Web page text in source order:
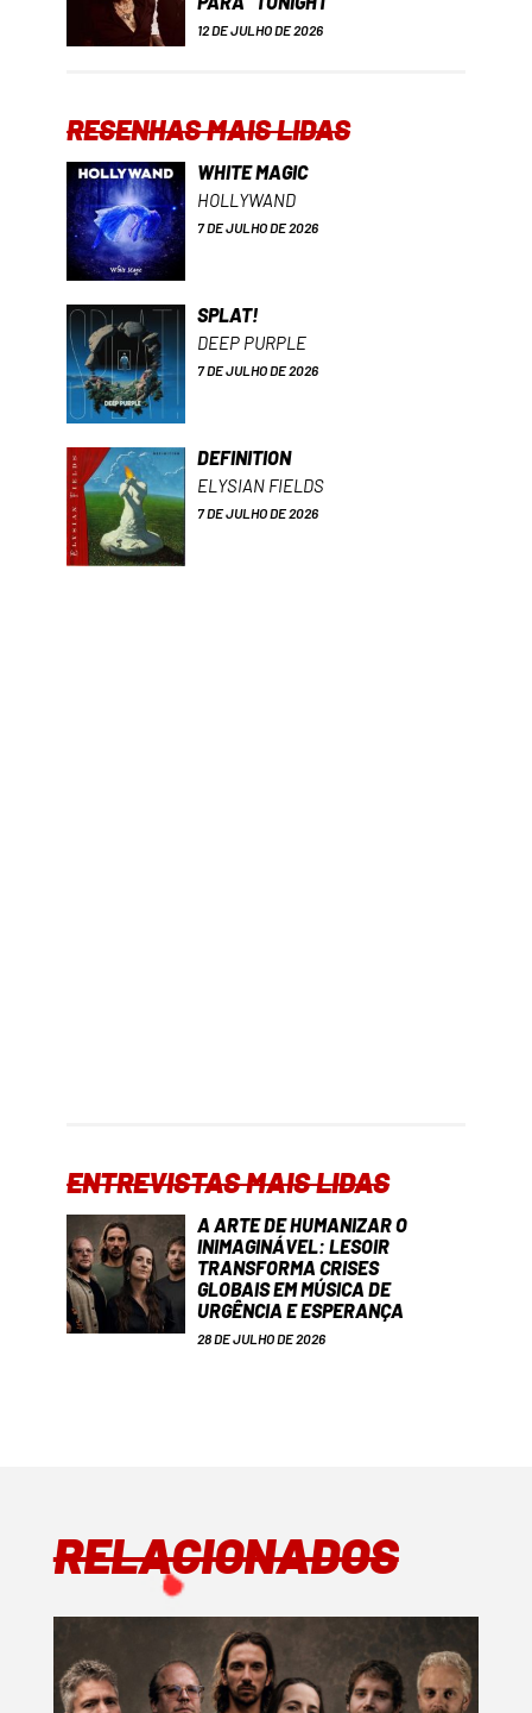
12 DE JULHO DE 2026
RESENHAS MAIS LIDAS
WHITE MAGIC
HOLLYWAND
7 DE JULHO DE 2026
SPLAT!
DEEP PURPLE
7 DE JULHO DE 2026
DEFINITION
ELYSIAN FIELDS
7 DE JULHO DE 2026
ENTREVISTAS MAIS LIDAS
A ARTE DE HUMANIZAR O
INIMAGINÁVEL: LESOIR
TRANSFORMA CRISES
GLOBAIS EM MÚSICA DE
URGÊNCIA E ESPERANÇA
28 DE JULHO DE 2026
RELACIONADOS